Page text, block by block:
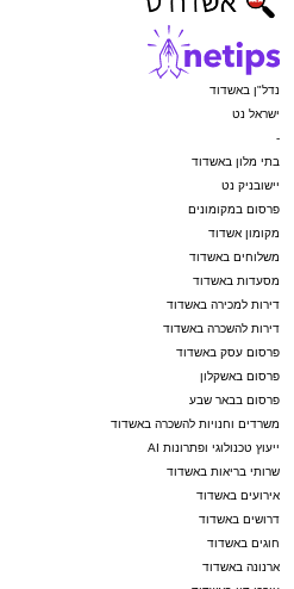
נדל"ן באשדוד
ישראל נט
-
בתי מלון באשדוד
יישובניק נט
פרסום במקומונים
מקומון אשדוד
משלוחים באשדוד
מסעדות באשדוד
דירות למכירה באשדוד
דירות להשכרה באשדוד
פרסום עסק באשדוד
פרסום באשקלון
פרסום בבאר שבע
משרדים וחנויות להשכרה באשדוד
ייעוץ טכנולוגי ופתרונות AI
שרותי בריאות באשדוד
אירועים באשדוד
דרושים באשדוד
חוגים באשדוד
ארנונה באשדוד